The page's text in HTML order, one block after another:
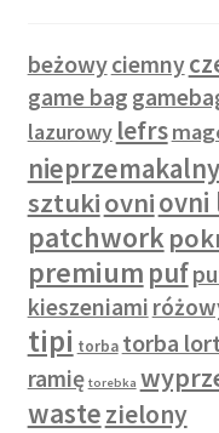
beżowyciemny
game bag
lazurowy lefrs
nieprzemakalny
sztukiovniovni
patchwork
premium puf
kieszeniami
tipi torba torba
ramię torebka
wastezielony